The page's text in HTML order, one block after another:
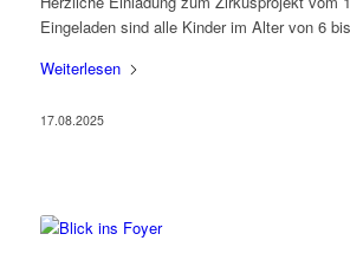
Eingeladen sind alle Kinder im Alter von 6
Weiterlesen
17.08.2025